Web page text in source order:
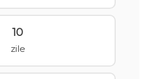
10
zile